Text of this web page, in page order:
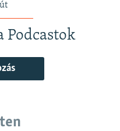
Podcastok